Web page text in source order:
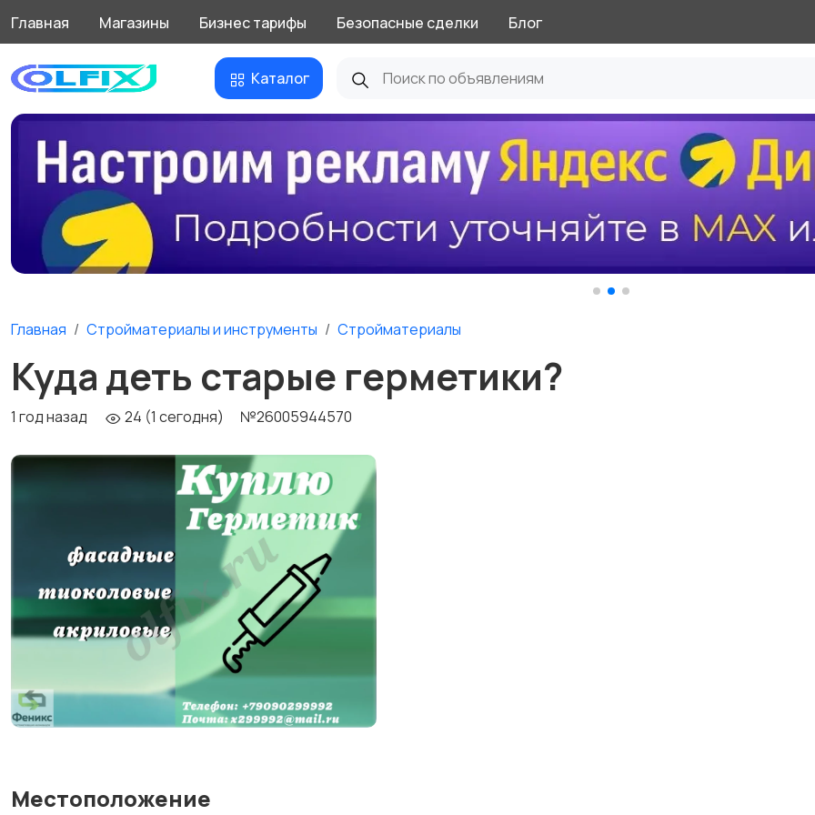
Главная Магазины Бизнес тарифы Безопасные сделки Блог
Каталог
Главная Стройматериалы и инструменты Стройматериалы
Куда деть старые герметики?
1 год назад 24 (1 сегодня) №26005944570
Местоположение